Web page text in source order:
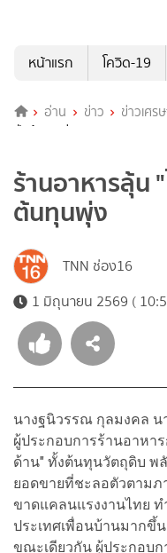
หน้าแรก
โควิด-19
อ่าน ข่าว ข่าวเศร
ฝ่าต้นทุนพุ่ง
ร้านอาหารลุ้น
ต้นทุนพุ่ง
TNN ช่อง16
1 มิถุนายน 2569 (
นางฐนิวรรณ กุลมงคล น
ผู้ประกอบการร้านอาหา
ด้าน" ทั้งต้นทุนวัตถุดิบ พ
ยอดขายที่ชะลอตัวตามภ
ขาดแคลนแรงงานไทย ท
ประเทศเพื่อนบ้านมากขึ้น
ขณะเดียวกัน ผู้ประกอบก